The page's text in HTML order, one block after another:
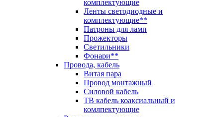
комплектующие
Ленты светодиодные и
комплектующие**
Патроны для ламп
Прожекторы
Светильники
Фонари**
Провода, кабель
Витая пара
Провод монтажный
Силовой кабель
ТВ кабель коаксиальный и
комлпектующие